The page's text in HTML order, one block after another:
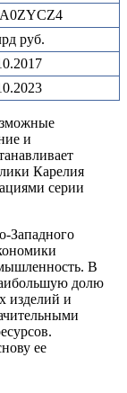
руб.
и
Карелия
серии
Западного
В
долю
изделий и
ее